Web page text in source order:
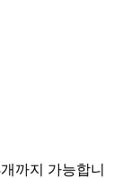
까지 가능합니